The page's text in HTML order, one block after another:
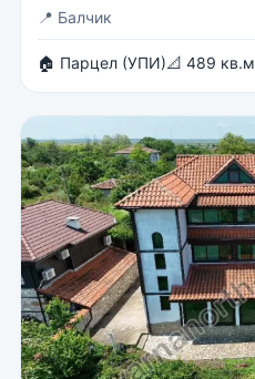
📍 Балчик
🏠 Парцел (УПИ)📐 489 кв.м